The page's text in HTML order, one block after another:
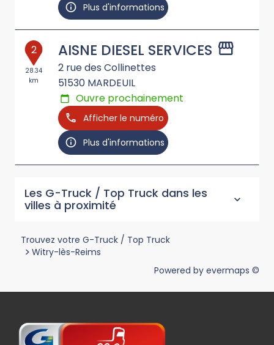
Plus d'informations
2
28.34
km
AISNE DIESEL SERVICES
2 rue des Collinettes
51530 MARDEUIL
Ouvre prochainement
Afficher le numéro
Plus d'informations
Les G-Truck / Top Truck dans les
villes à proximité
Trouvez votre G-Truck / Top Truck
> Witry-lès-Reims
Powered by evermaps ©